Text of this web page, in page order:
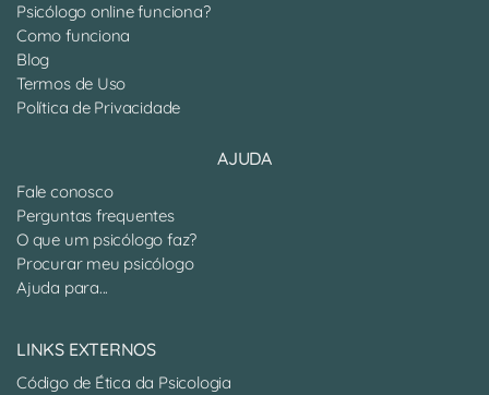
Psicólogo online funciona?
Como funciona
Blog
Termos de Uso
Política de Privacidade
AJUDA
Fale conosco
Perguntas frequentes
O que um psicólogo faz?
Procurar meu psicólogo
Ajuda para...
LINKS EXTERNOS
Código de Ética da Psicologia